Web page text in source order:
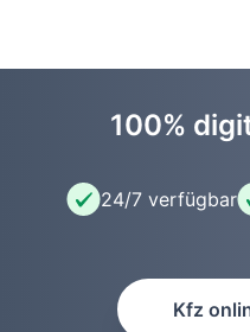
100%
24/7 verfügbar
Kfz